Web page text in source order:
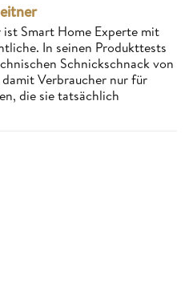
Smart Home Experte mit
In seinen Produkttests
Schnickschnack von
Verbraucher nur für
die sie tatsächlich